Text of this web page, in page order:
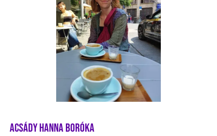
ACSÁDY HANNA BORÓKA